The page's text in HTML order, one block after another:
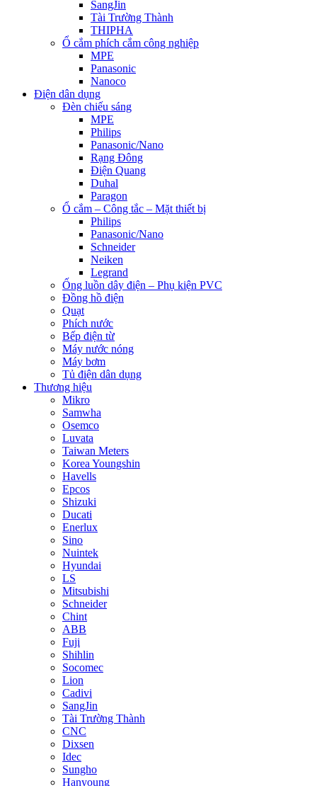
SangJin
Tài Trường Thành
THIPHA
Ổ cắm phích cắm công nghiệp
MPE
Panasonic
Nanoco
Điện dân dụng
Đèn chiếu sáng
MPE
Philips
Panasonic/Nano
Rạng Đông
Điện Quang
Duhal
Paragon
Ổ cắm – Công tắc – Mặt thiết bị
Philips
Panasonic/Nano
Schneider
Neiken
Legrand
Ống luồn dây điện – Phụ kiện PVC
Đồng hồ điện
Quạt
Phích nước
Bếp điện từ
Máy nước nóng
Máy bơm
Tủ điện dân dụng
Thương hiệu
Mikro
Samwha
Osemco
Luvata
Taiwan Meters
Korea Youngshin
Havells
Epcos
Shizuki
Ducati
Enerlux
Sino
Nuintek
Hyundai
LS
Mitsubishi
Schneider
Chint
ABB
Fuji
Shihlin
Socomec
Lion
Cadivi
SangJin
Tài Trường Thành
CNC
Dixsen
Idec
Sungho
Hanyoung